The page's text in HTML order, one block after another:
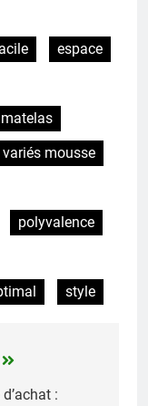
espace
matelas
mousse
polyvalence
style
: